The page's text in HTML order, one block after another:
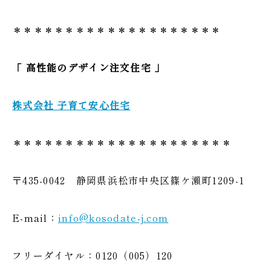
＊＊＊＊＊＊＊＊＊＊＊＊＊＊＊＊＊＊＊＊
「 高性能のデザイン注文住宅 」
株式会社 子育て安心住宅
＊＊＊＊＊＊＊＊＊＊＊＊＊＊＊＊＊＊＊＊＊
〒435-0042 静岡県浜松市中央区篠ケ瀬町1209-1
E-mail： info@kosodate-j.com
フリーダイヤル：0120（005）120